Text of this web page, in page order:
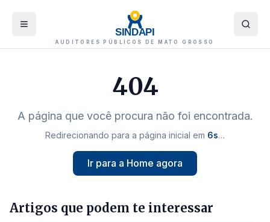
SINDAPI
AUDITORES PÚBLICOS DE MATO GROSSO
404
A página que você procura não foi encontrada.
Redirecionando para a página inicial em 5s…
Ir para a Home agora
Artigos que podem te interessar